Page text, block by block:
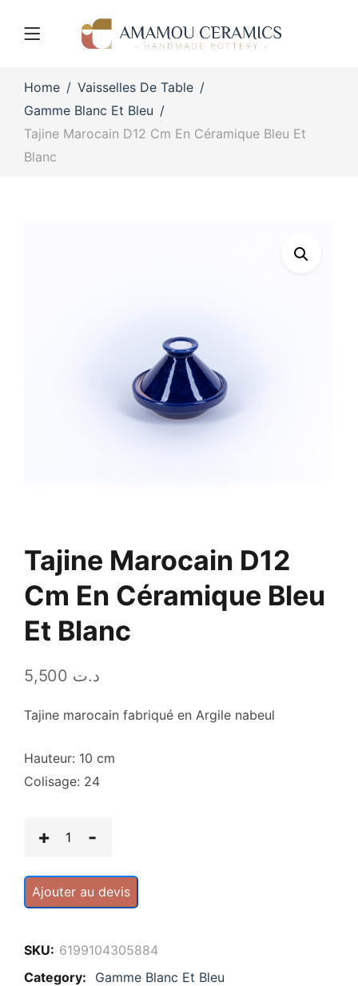
Home
Vaisselles De Table
Gamme Blanc Et Bleu
Tajine Marocain D12 Cm En Céramique Bleu Et
Blanc
Tajine Marocain D12
Cm En Céramique Bleu
Et Blanc
د.ت
Tajine marocain fabriqué en Argile nabeul
Hauteur: 10 cm
Colisage: 24
Ajouter au devis
SKU: 6199104305884
Category:
Gamme Blanc Et Bleu